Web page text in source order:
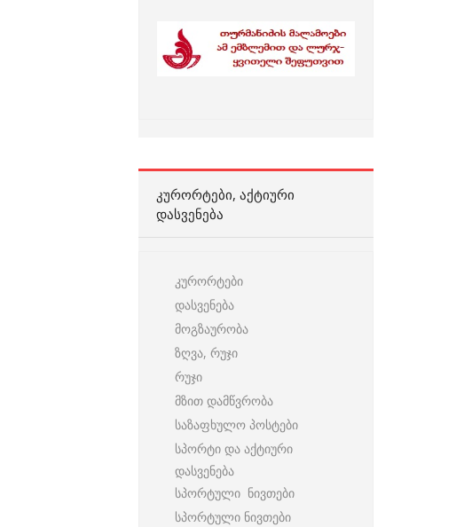
ᲙᲣᲠᲝᲠᲢᲔᲑᲘ, ᲐᲥᲢᲘᲣᲠᲘ
ᲓᲐᲡᲕᲔᲜᲔᲑᲐ
კურორტები
დასვენება
მოგზაურობა
ზღვა, რუჯი
რუჯი
მზით დამწვრობა
საზაფხულო პოსტები
სპორტი და აქტიური
დასვენება
სპორტული ნივთები
სპორტული ნივთები